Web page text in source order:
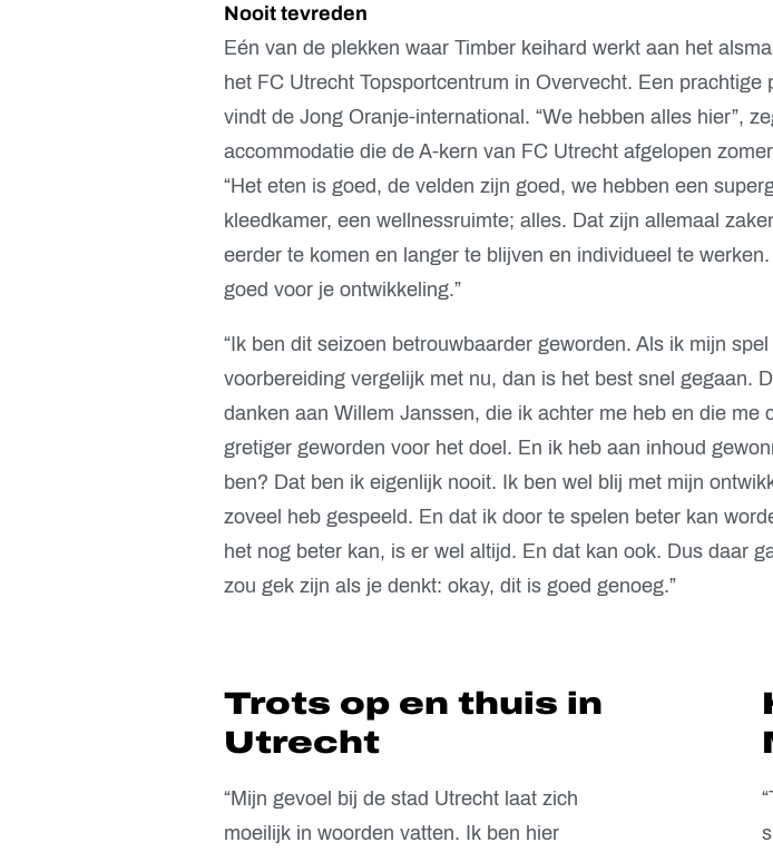
Nooit tevreden
Eén van de plekken waar Timber keihard werkt aan het
het FC Utrecht Topsportcentrum in Overvecht. Een prachtige
vindt de Jong Oranje-international. “We hebben alles hier”,
accommodatie die de A-kern van FC Utrecht afgelopen
“Het eten is goed, de velden zijn goed, we hebben een
kleedkamer, een wellnessruimte; alles. Dat zijn allemaal
eerder te komen en langer te blijven en individueel te
goed voor je ontwikkeling.”
“Ik ben dit seizoen betrouwbaarder geworden. Als ik mijn
voorbereiding vergelijk met nu, dan is het best snel gegaan.
danken aan Willem Janssen, die ik achter me heb en die me
gretiger geworden voor het doel. En ik heb aan inhoud
ben? Dat ben ik eigenlijk nooit. Ik ben wel blij met mijn
zoveel heb gespeeld. En dat ik door te spelen beter kan
het nog beter kan, is er wel altijd. En dat kan ook. Dus daar
zou gek zijn als je denkt: okay, dit is goed genoeg.”
Trots op en thuis in
Utrecht
“Mijn gevoel bij de stad Utrecht laat zich
moeilijk in woorden vatten. Ik ben hier